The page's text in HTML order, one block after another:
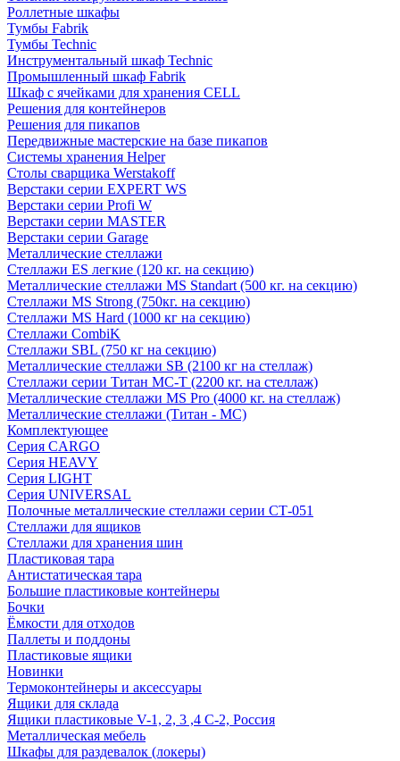
Роллетные шкафы
Тумбы Fabrik
Тумбы Technic
Инструментальный шкаф Technic
Промышленный шкаф Fabrik
Шкаф с ячейками для хранения CELL
Решения для контейнеров
Решения для пикапов
Передвижные мастерские на базе пикапов
Системы хранения Helper
Столы сварщика Werstakoff
Верстаки серии EXPERT WS
Верстаки серии Profi W
Верстаки серии MASTER
Верстаки серии Garage
Металлические стеллажи
Стеллажи ES легкие (120 кг. на секцию)
Металлические стеллажи MS Standart (500 кг. на секцию)
Стеллажи MS Strong (750кг. на секцию)
Стеллажи MS Hard (1000 кг на секцию)
Стеллажи CombiK
Стеллажи SBL (750 кг на секцию)
Металлические стеллажи SB (2100 кг на стеллаж)
Стеллажи серии Титан МС-Т (2200 кг. на стеллаж)
Металлические стеллажи MS Pro (4000 кг. на стеллаж)
Металлические стеллажи (Титан - МС)
Комплектующее
Серия CARGO
Серия HEAVY
Серия LIGHT
Серия UNIVERSAL
Полочные металлические стеллажи серии СТ-051
Стеллажи для ящиков
Стеллажи для хранения шин
Пластиковая тара
Антистатическая тара
Большие пластиковые контейнеры
Бочки
Ёмкости для отходов
Паллеты и поддоны
Пластиковые ящики
Новинки
Термоконтейнеры и аксессуары
Ящики для склада
Ящики пластиковые V-1, 2, 3 ,4 С-2, Россия
Металлическая мебель
Шкафы для раздевалок (локеры)